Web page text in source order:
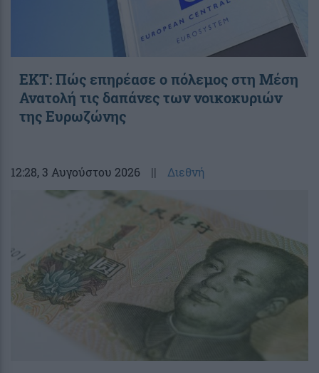
ΕΚΤ: Πώς επηρέασε ο πόλεμος στη Μέση
Ανατολή τις δαπάνες των νοικοκυριών
της Ευρωζώνης
12:28, 3 Αυγούστου 2026 || Διεθνή